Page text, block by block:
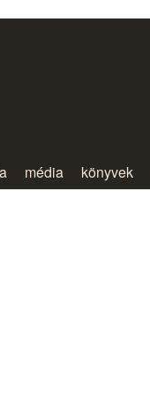
média könyvek